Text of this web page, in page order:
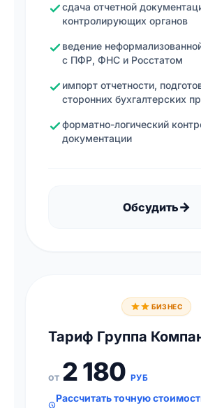
сдача отчетной
контролирующих органов
ведение
с ПФР, ФНС и Росстатом
импорт отчетности,
сторонних бухгалтерских
форматно-логический
документации
Обсудить→
БИЗНЕС
Тариф Группа
от 2 180 РУБ
Рассчитать точную